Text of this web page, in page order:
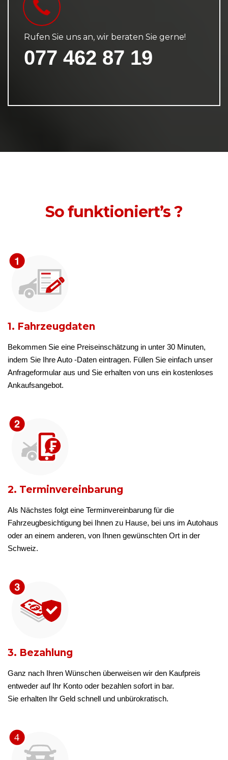
Rufen Sie uns an, wir beraten Sie gerne!
077 462 87 19
So funktioniert’s ?
1. Fahrzeugdaten
Bekommen Sie eine Preiseinschätzung in unter 30 Minuten,
indem Sie Ihre Auto -Daten eintragen. Füllen Sie einfach unser
Anfrageformular aus und Sie erhalten von uns ein kostenloses
Ankaufsangebot.
2. Terminvereinbarung
Als Nächstes folgt eine Terminvereinbarung für die
Fahrzeugbesichtigung bei Ihnen zu Hause, bei uns im Autohaus
oder an einem anderen, von Ihnen gewünschten Ort in der
Schweiz.
3. Bezahlung
Ganz nach Ihren Wünschen überweisen wir den Kaufpreis
entweder auf Ihr Konto oder bezahlen sofort in bar.
Sie erhalten Ihr Geld schnell und unbürokratisch.